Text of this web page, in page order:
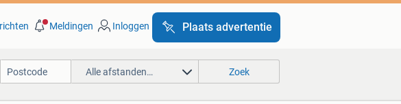
Meldingen Inloggen Plaats advertentie
Alle afstanden… Zoek